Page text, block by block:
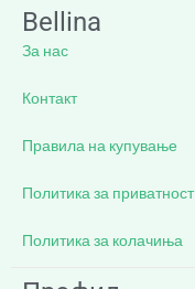
Bellina
За нас
Контакт
Правила на купување
Политика за приватност
Политика за колачиња